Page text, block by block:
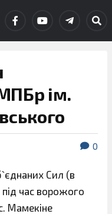
ім.
0
Сил (в
під час ворожого
Мамекіне